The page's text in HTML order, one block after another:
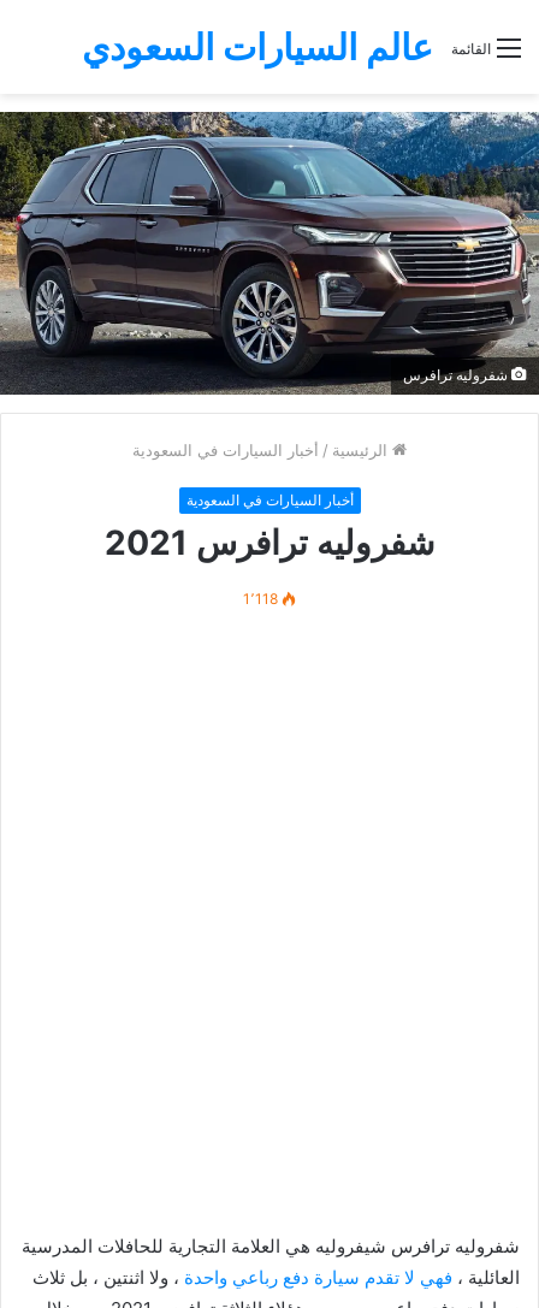
عالم السيارات السعودي القائمة
شفروليه ترافرس
الرئيسية / أخبار السيارات في السعودية
أخبار السيارات في السعودية
شفروليه ترافرس 2021
1٬118
شفروليه ترافرس شيفروليه هي العلامة التجارية للحافلات المدرسية
العائلية ، فهي لا تقدم سيارة دفع رباعي واحدة ، ولا اثنتين ، بل ثلاث